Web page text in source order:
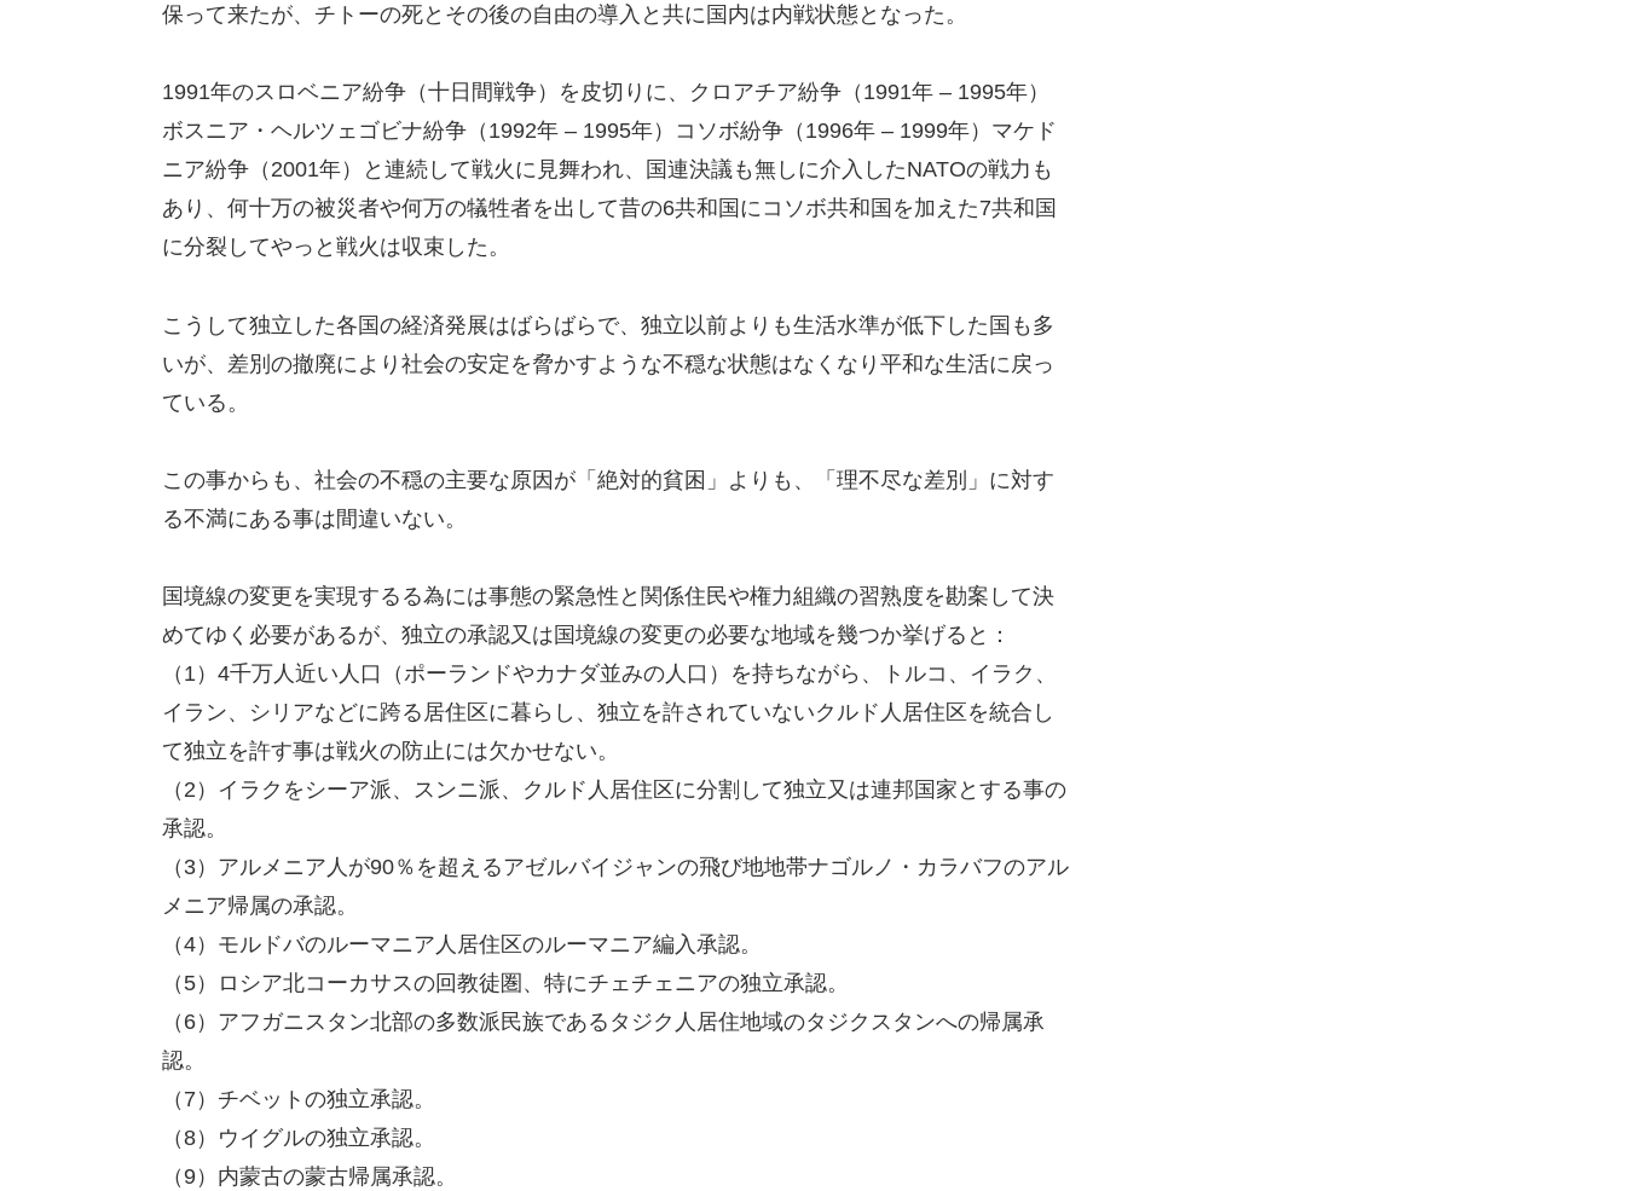
保って来たが、チトーの死とその後の自由の導入と共に国内は内戦状態となった。
1991年のスロベニア紛争（十日間戦争）を皮切りに、クロアチア紛争（1991年 – 1995年）
ボスニア・ヘルツェゴビナ紛争（1992年 – 1995年）コソボ紛争（1996年 – 1999年）マケド
ニア紛争（2001年）と連続して戦火に見舞われ、国連決議も無しに介入したNATOの戦力も
あり、何十万の被災者や何万の犠牲者を出して昔の6共和国にコソボ共和国を加えた7共和国
に分裂してやっと戦火は収束した。
こうして独立した各国の経済発展はばらばらで、独立以前よりも生活水準が低下した国も多
いが、差別の撤廃により社会の安定を脅かすような不穏な状態はなくなり平和な生活に戻っ
ている。
この事からも、社会の不穏の主要な原因が「絶対的貧困」よりも、「理不尽な差別」に対す
る不満にある事は間違いない。
国境線の変更を実現するる為には事態の緊急性と関係住民や権力組織の習熟度を勘案して決
めてゆく必要があるが、独立の承認又は国境線の変更の必要な地域を幾つか挙げると：
（1）4千万人近い人口（ポーランドやカナダ並みの人口）を持ちながら、トルコ、イラク、
イラン、シリアなどに跨る居住区に暮らし、独立を許されていないクルド人居住区を統合し
て独立を許す事は戦火の防止には欠かせない。
（2）イラクをシーア派、スンニ派、クルド人居住区に分割して独立又は連邦国家とする事の
承認。
（3）アルメニア人が90％を超えるアゼルバイジャンの飛び地地帯ナゴルノ・カラバフのアル
メニア帰属の承認。
（4）モルドバのルーマニア人居住区のルーマニア編入承認。
（5）ロシア北コーカサスの回教徒圏、特にチェチェニアの独立承認。
（6）アフガニスタン北部の多数派民族であるタジク人居住地域のタジクスタンへの帰属承
認。
（7）チベットの独立承認。
（8）ウイグルの独立承認。
（9）内蒙古の蒙古帰属承認。